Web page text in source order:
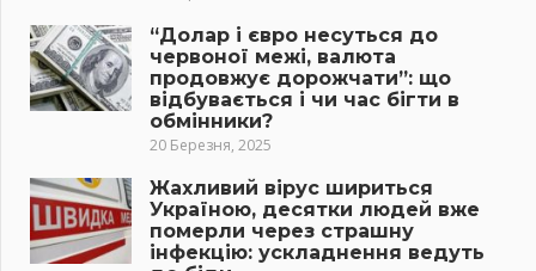
“Долар і євро несуться до
червоної межі, валюта
продовжує дорожчати”: що
відбувається і чи час бігти в
обмінники?
20 Березня, 2025
Жахливий вірус шириться
Україною, десятки людей вже
померли через страшну
інфекцію: ускладнення ведуть